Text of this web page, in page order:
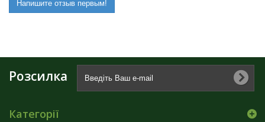
Напишите отзыв первым!
Розсилка
Категорії